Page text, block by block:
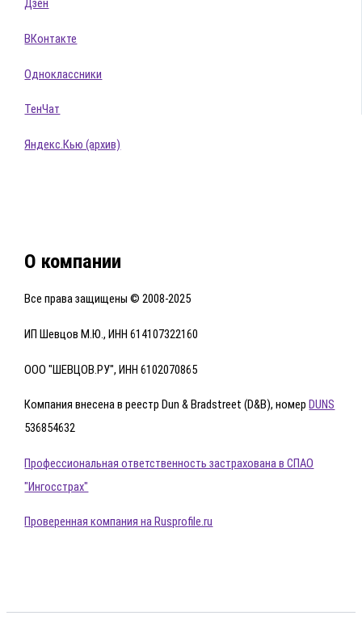
Дзен
ВКонтакте
Одноклассники
ТенЧат
Яндекс.Кью (архив)
О компании
Все права защищены © 2008-2025
ИП Шевцов М.Ю., ИНН 614107322160
ООО "ШЕВЦОВ.РУ", ИНН 6102070865
Компания внесена в реестр Dun & Bradstreet (D&B), номерDUNS
536854632
Профессиональная ответственность застрахована в СПАО
"Ингосстрах"
Проверенная компания на Rusprofile.ru